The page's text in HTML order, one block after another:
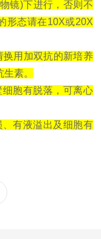
镜)下进行，否则不
形态请在10X或20X
用加双抗的新培养
素。
胞有脱落，可离心
有液溢出及细胞有